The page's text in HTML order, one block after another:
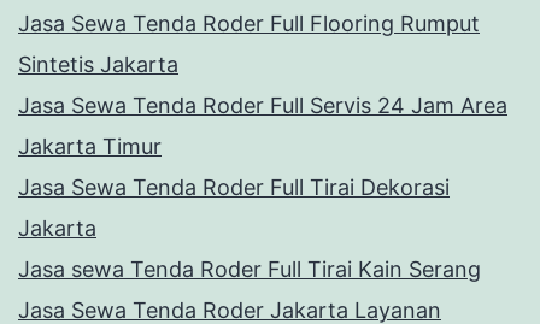
Jasa Sewa Tenda Roder Full Flooring Rumput
Sintetis Jakarta
Jasa Sewa Tenda Roder Full Servis 24 Jam Area
Jakarta Timur
Jasa Sewa Tenda Roder Full Tirai Dekorasi
Jakarta
Jasa sewa Tenda Roder Full Tirai Kain Serang
Jasa Sewa Tenda Roder Jakarta Layanan